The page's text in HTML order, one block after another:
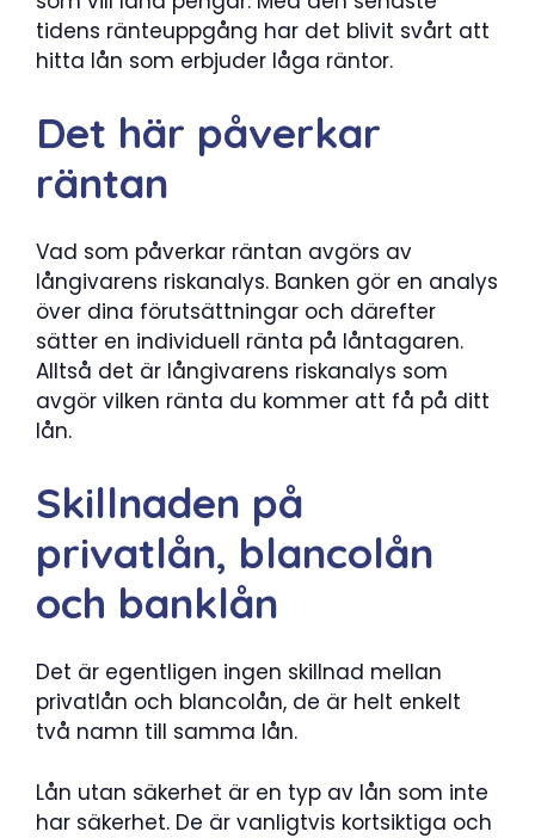
tidens ränteuppgång har det blivit svårt att
hitta lån som erbjuder låga räntor.
Det här påverkar
räntan
Vad som påverkar räntan avgörs av
långivarens riskanalys. Banken gör en analys
över dina förutsättningar och därefter
sätter en individuell ränta på låntagaren.
Alltså det är långivarens riskanalys som
avgör vilken ränta du kommer att få på ditt
lån.
Skillnaden på
privatlån, blancolån
och banklån
Det är egentligen ingen skillnad mellan
privatlån och blancolån, de är helt enkelt
två namn till samma lån.
Lån utan säkerhet är en typ av lån som inte
har säkerhet. De är vanligtvis kortsiktiga och